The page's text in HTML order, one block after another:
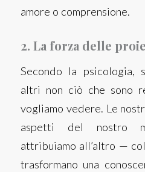
amore o comprensione.
2. La forza delle
Secondo la psicologia,
altri non ciò che sono
vogliamo vedere. Le
aspetti del nostro
attribuiamo all’altro —
trasformano una